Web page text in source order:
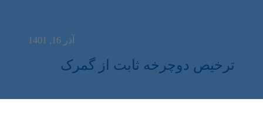
آذر 16, 1401
ترخیص دوچرخه ثابت از گمرک